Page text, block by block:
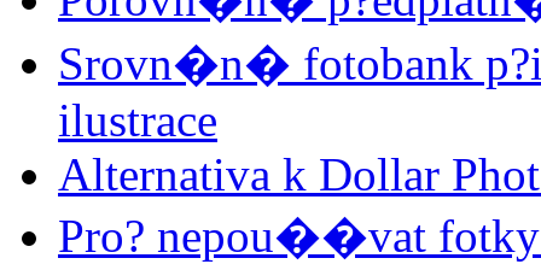
Srovn�n� fotobank
ilustrace
Alternativa k Dollar
Pro? nepou��vat fotky